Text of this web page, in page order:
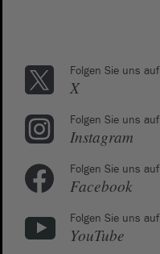
Folgen Sie uns auf
X
Folgen Sie uns auf
Instagram
Folgen Sie uns auf
Facebook
Folgen Sie uns auf
YouTube